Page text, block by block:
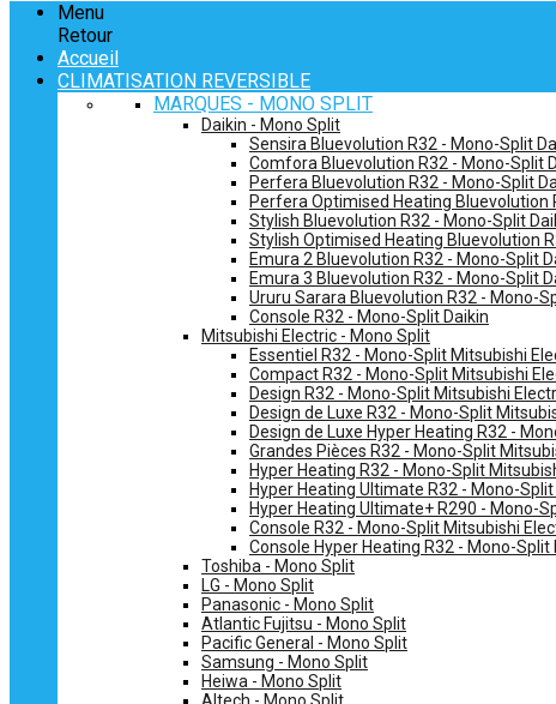
Menu
Retour
Accueil
CLIMATISATION REVERSIBLE
MARQUES - MONO SPLIT
Daikin - Mono Split
Sensira Bluevolution R32 - Mono-Split
Comfora Bluevolution R32 - Mono-Split
Perfera Bluevolution R32 - Mono-Split
Perfera Optimised Heating Bluevolution
Stylish Bluevolution R32 - Mono-Split
Stylish Optimised Heating Bluevolution
Emura 2 Bluevolution R32 - Mono-Split
Emura 3 Bluevolution R32 - Mono-Split
Ururu Sarara Bluevolution R32 - Mono-
Console R32 - Mono-Split Daikin
Mitsubishi Electric - Mono Split
Essentiel R32 - Mono-Split Mitsubishi
Compact R32 - Mono-Split Mitsubishi
Design R32 - Mono-Split Mitsubishi
Design de Luxe R32 - Mono-Split
Design de Luxe Hyper Heating R32 -
Grandes Pièces R32 - Mono-Split
Hyper Heating R32 - Mono-Split
Hyper Heating Ultimate R32 - Mono-
Hyper Heating Ultimate+ R290 - Mono-
Console R32 - Mono-Split Mitsubishi
Console Hyper Heating R32 - Mono-
Toshiba - Mono Split
LG - Mono Split
Panasonic - Mono Split
Atlantic Fujitsu - Mono Split
Pacific General - Mono Split
Samsung - Mono Split
Heiwa - Mono Split